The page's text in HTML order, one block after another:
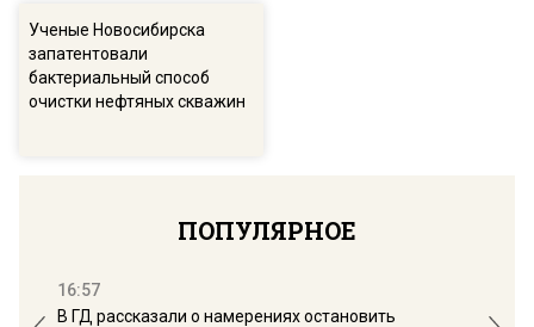
Ученые Новосибирска
запатентовали
бактериальный способ
очистки нефтяных скважин
ПОПУЛЯРНОЕ
16:57
В ГД рассказали о намерениях остановить